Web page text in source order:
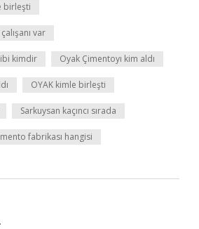
birleşti
var
kimdir Oyak Çimentoyı kim aldı
OYAK kimle birleşti
Sarkuysan kaçıncı sırada
fabrikası hangisi